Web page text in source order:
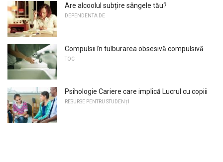
Are alcoolul subțire sângele tău?
DEPENDENTA DE
Compulsii în tulburarea obsesivă compulsivă
TOC
Psihologie Cariere care implică Lucrul cu copiii
RESURSE PENTRU STUDENȚI